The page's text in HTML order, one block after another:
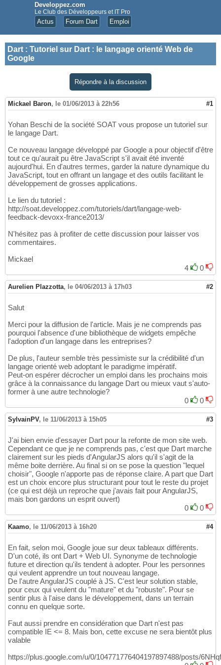
Developpez.com
Le Club des Développeurs et IT Pro
Actus Forum Dart Emploi
Dart : Tutoriel sur Dart : le langage orienté Web de
Google
Répondre à la discussion
Mickael Baron, le 01/06/2013 à 22h56 #1
Yohan Beschi de la société SOAT vous propose un tutoriel sur
le langage Dart.
Ce nouveau langage développé par Google a pour objectif d'être
tout ce qu'aurait pu être JavaScript s'il avait été inventé
aujourd'hui. En d'autres termes, garder la nature dynamique du
JavaScript, tout en offrant un langage et des outils facilitant le
développement de grosses applications.
Le lien du tutoriel :
http://soat.developpez.com/tutoriels/dart/langage-web-
feedback-devoxx-france2013/
N'hésitez pas à profiter de cette discussion pour laisser vos
commentaires.
Mickael
4
0
Aurelien Plazzotta, le 04/06/2013 à 17h03 #2
Salut
Merci pour la diffusion de l'article. Mais je ne comprends pas
pourquoi l'absence d'une bibliothèque de widgets empêche
l'adoption d'un langage dans les entreprises?
De plus, l'auteur semble très pessimiste sur la crédibilité d'un
langage orienté web adoptant le paradigme impératif.
Peut-on espérer décrocher un emploi dans les prochains mois
grâce à la connaissance du langage Dart ou mieux vaut s'auto-
former à une autre technologie?
0
0
SylvainPV, le 11/06/2013 à 15h05 #3
J'ai bien envie d'essayer Dart pour la refonte de mon site web.
Cependant ce que je ne comprends pas, c'est que Dart marche
clairement sur les pieds d'AngularJS alors qu'il s'agit de la
même boite derrière. Au final si on se pose la question "lequel
choisir", Google n'apporte pas de réponse claire. A part que Dart
est un choix encore plus structurant pour tout le reste du projet
(ce qui est déjà un reproche que j'avais fait pour AngularJS,
mais bon gardons un esprit ouvert)
0
0
Kaamo, le 11/06/2013 à 16h20 #4
En fait, selon moi, Google joue sur deux tableaux différents.
D'un coté, ils ont Dart + Web UI. Synonyme de technologie
future et direction qu'ils tendent à adopter. Pour les personnes
qui veulent apprendre un tout nouveau langage.
De l'autre AngularJS couplé à JS. C'est leur solution stable,
pour ceux qui veulent du "mature" et du "robuste". Pour se
sentir plus à l'aise dans le développement, dans un terrain
connu en quelque sorte.
Faut aussi prendre en considération que Dart n'est pas
compatible IE <= 8. Mais bon, cette excuse ne sera bientôt plus
valable
https://plus.google.com/u/0/104771776404197897488/posts/